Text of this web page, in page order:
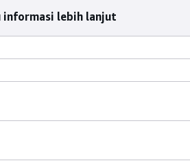
informasi lebih lanjut